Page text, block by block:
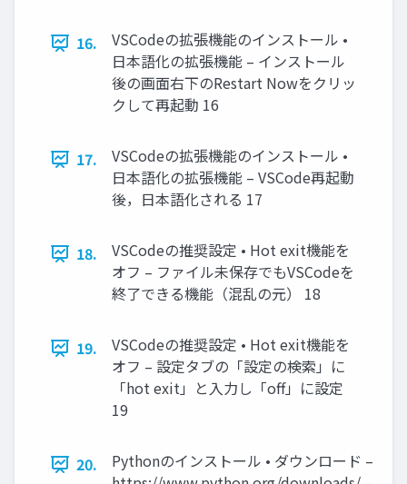
16.
VSCodeの拡張機能のインストール •
日本語化の拡張機能 – インストール
後の画面右下のRestart Nowをクリッ
クして再起動 16
17.
VSCodeの拡張機能のインストール •
日本語化の拡張機能 – VSCode再起動
後，日本語化される 17
18.
VSCodeの推奨設定 • Hot exit機能を
オフ – ファイル未保存でもVSCodeを
終了できる機能（混乱の元） 18
19.
VSCodeの推奨設定 • Hot exit機能を
オフ – 設定タブの「設定の検索」に
「hot exit」と入力し「off」に設定
19
20.
Pythonのインストール • ダウンロード –